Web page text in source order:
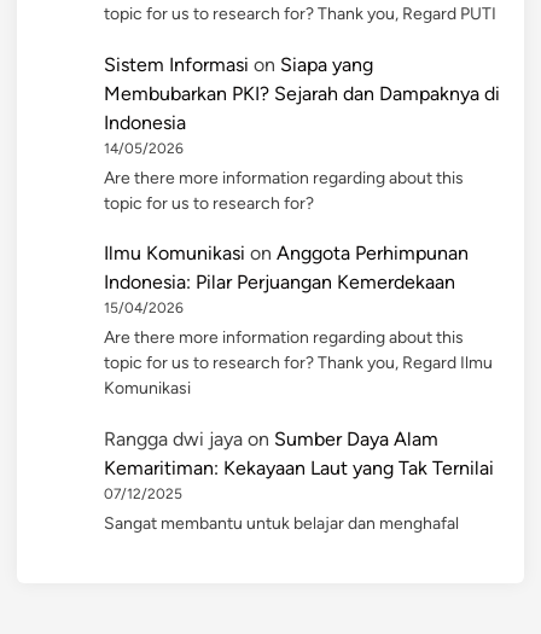
topic for us to research for? Thank you, Regard PUTI
Sistem Informasi on Siapa yang
Membubarkan PKI? Sejarah dan Dampaknya di
Indonesia
14/05/2026
Are there more information regarding about this
topic for us to research for?
Ilmu Komunikasi on Anggota Perhimpunan
Indonesia: Pilar Perjuangan Kemerdekaan
15/04/2026
Are there more information regarding about this
topic for us to research for? Thank you, Regard Ilmu
Komunikasi
Rangga dwi jaya on Sumber Daya Alam
Kemaritiman: Kekayaan Laut yang Tak Ternilai
07/12/2025
Sangat membantu untuk belajar dan menghafal